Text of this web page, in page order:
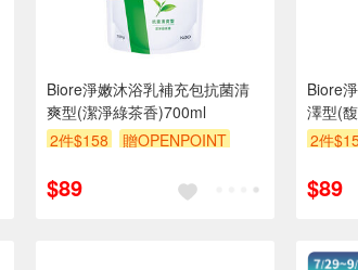
Biore淨嫩沐浴乳補充包抗菌清
爽型(潔淨綠茶香)700ml
2件$158
贈OPENPOINT
$89
Biore
澤型(
2件
$89